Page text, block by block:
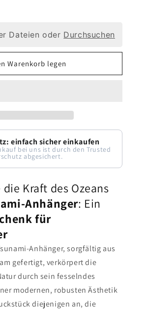
Dateien oder Durchsuchen
Warenkorb legen
einfach sicher einkaufen
bei uns ist durch den Trusted
abgesichert.
Kraft des Ozeans
Anhänger: Ein
für
Anhänger, sorgfältig aus
gefertigt, verkörpert die
durch sein fesselndes
modernen, robusten Ästhetik
diejenigen an, die